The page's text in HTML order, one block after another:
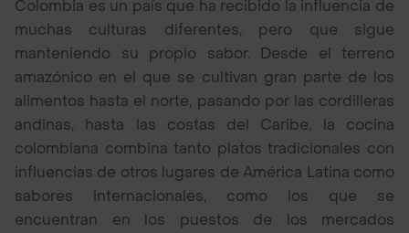
Colombia es un país que ha recibido la influencia de
muchas culturas diferentes, pero que sigue
manteniendo su propio sabor. Desde el terreno
amazónico en el que se cultivan gran parte de los
alimentos hasta el norte, pasando por las cordilleras
andinas, hasta las costas del Caribe, la cocina
colombiana combina tanto platos tradicionales con
influencias de otros lugares de América Latina como
sabores internacionales, como los que se
encuentran en los puestos de los mercados